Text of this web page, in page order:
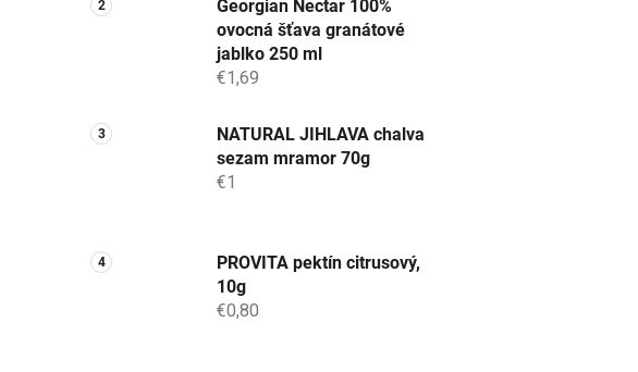
Georgian Nectar 100%
ovocná šťava granátové
jablko 250 ml
€1,69
NATURAL JIHLAVA chalva
sezam mramor 70g
€1
PROVITA pektín citrusový,
10g
€0,80